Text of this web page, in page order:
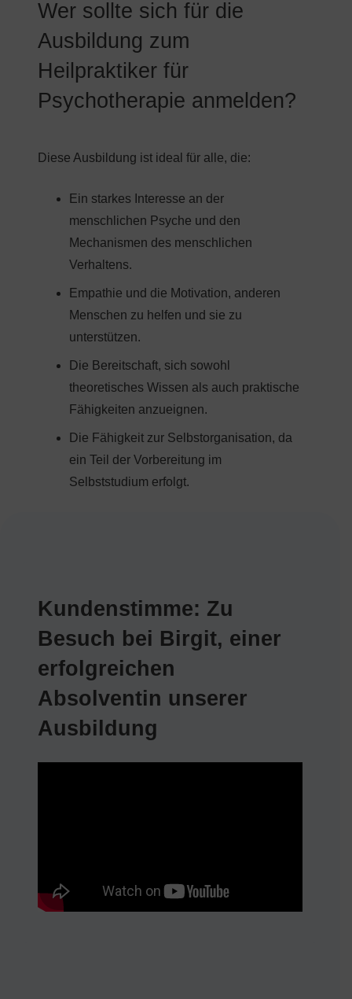
Kundenstimme: Zu
Besuch bei Birgit, einer
erfolgreichen
Absolventin unserer
Ausbildung
Wer sollte sich für die
Ausbildung zum
Heilpraktiker für
Psychotherapie anmelden?
Diese Ausbildung ist ideal für alle, die:
Ein starkes Interesse an der
menschlichen Psyche und den
Mechanismen des menschlichen
Verhaltens.
Empathie und die Motivation, anderen
Menschen zu helfen und sie zu
unterstützen.
Die Bereitschaft, sich sowohl
theoretisches Wissen als auch praktische
Fähigkeiten anzueignen.
Die Fähigkeit zur Selbstorganisation, da
ein Teil der Vorbereitung im
Selbststudium erfolgt.